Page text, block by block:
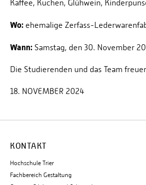
Kaffee, Kuchen, Glühwein,
Wo: ehemalige Zerfass-
Wann: Samstag, den 30. November
Die Studierenden und das Team
18. NOVEMBER 2024
KONTAKT
Hochschule Trier
Fachbereich Gestaltung